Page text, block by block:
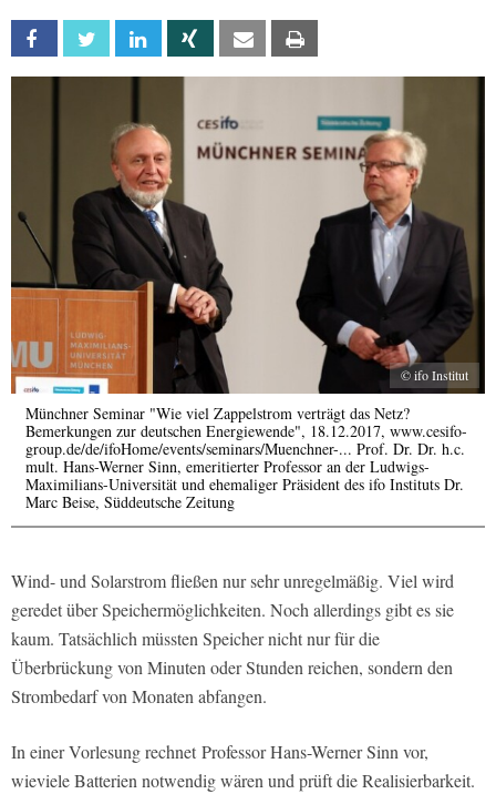
Facebook Twitter Linkedin Xing Email
© ifo Institut
Münchner Seminar "Wie viel Zappelstrom verträgt das Netz?
Bemerkungen zur deutschen Energiewende", 18.12.2017, www.cesifo-
group.de/de/ifoHome/events/seminars/Muenchner-... Prof. Dr. Dr. h.c.
mult. Hans-Werner Sinn, emeritierter Professor an der Ludwigs-
Maximilians-Universität und ehemaliger Präsident des ifo Instituts Dr.
Marc Beise, Süddeutsche Zeitung
Wind- und Solarstrom fließen nur sehr unregelmäßig. Viel wird
geredet über Speichermöglichkeiten. Noch allerdings gibt es sie
kaum. Tatsächlich müssten Speicher nicht nur für die
Überbrückung von Minuten oder Stunden reichen, sondern den
Strombedarf von Monaten abfangen.
In einer Vorlesung rechnet Professor Hans-Werner Sinn vor,
wieviele Batterien notwendig wären und prüft die Realisierbarkeit.